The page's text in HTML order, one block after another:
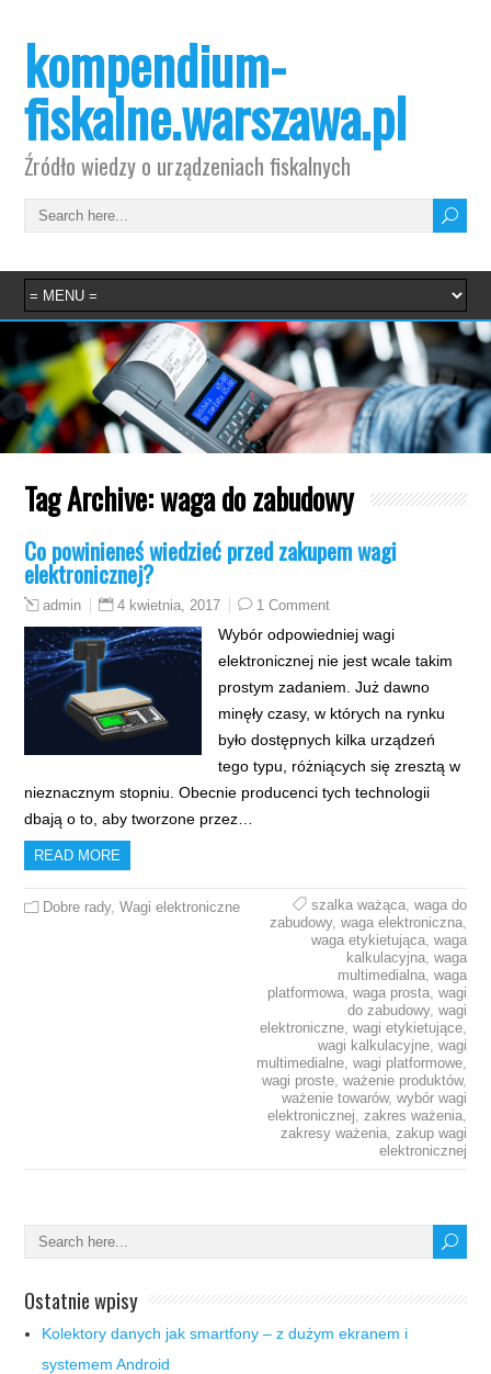
kompendium-
fiskalne.warszawa.pl
Źródło wiedzy o urządzeniach fiskalnych
Tag Archive:waga do zabudowy
Co powinieneś wiedzieć przed zakupem wagi
elektronicznej?
admin 4 kwietnia, 2017 1 Comment
Wybór odpowiedniej wagi
elektronicznej nie jest wcale takim
prostym zadaniem. Już dawno
minęły czasy, w których na rynku
było dostępnych kilka urządzeń
tego typu, różniących się zresztą w
nieznacznym stopniu. Obecnie producenci tych technologii
dbają o to, aby tworzone przez…
READ MORE
Dobre rady,Wagi elektroniczne szalka ważąca, waga do
zabudowy, waga elektroniczna,
waga etykietująca, waga
kalkulacyjna, waga
multimedialna, waga
platformowa, waga prosta, wagi
do zabudowy, wagi
elektroniczne, wagi etykietujące,
wagi kalkulacyjne, wagi
multimedialne, wagi platformowe,
wagi proste, ważenie produktów,
ważenie towarów, wybór wagi
elektronicznej zakres ważenia,
zakresy ważenia, zakup wagi
elektronicznej
Ostatnie wpisy
Kolektory danych jak smartfony – z dużym ekranem i
systemem Android